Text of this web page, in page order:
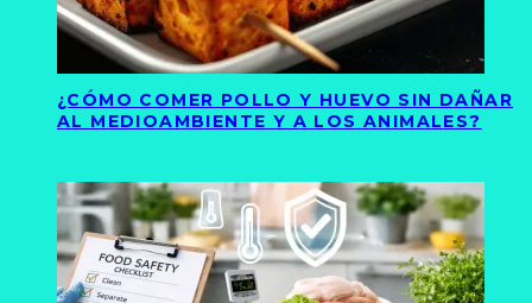
¿CÓMO COMER POLLO Y HUEVO SIN DAÑAR
AL MEDIOAMBIENTE Y A LOS ANIMALES?